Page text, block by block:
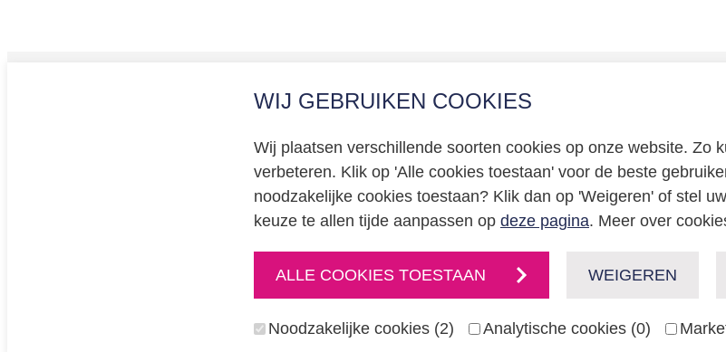
WIJ GEBRUIKEN COOKIES
Wij plaatsen verschillende soorten cookies op onze website. Zo
verbeteren. Klik op 'Alle cookies toestaan' voor de beste
noodzakelijke cookies toestaan? Klik dan op 'Weigeren' of stel
keuze te allen tijde aanpassen op deze pagina. Meer over
ALLE COOKIES TOESTAAN WEIGEREN
Noodzakelijke cookies (2) Analytische cookies (0)
Privacy
Educatie